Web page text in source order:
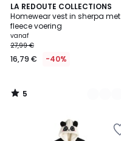
LA REDOUTE COLLECTIONS
Homewear vest in sherpa met
fleece voering
Prijs
vanaf
16,79
In
plaats
vanaf
27,99 €
16,79 € -40%
5
/
5
2
Kleuren
5
/